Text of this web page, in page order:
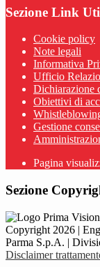
Sezione Link
Cookie policy
Note legali
Informativa
Ufficio
Dichiarazione
Obiettivi di
Gestione
Pagina
Sezione
Copyright 2026 |
Parma S.p.A. |
Disclaimer